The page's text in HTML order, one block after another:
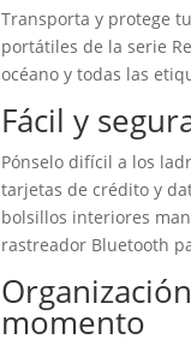
Transporta y protege
portátiles de la serie
océano y todas las
Fácil y
Pónselo difícil a los
tarjetas de crédito y
bolsillos interiores
rastreador Bluetooth
momento